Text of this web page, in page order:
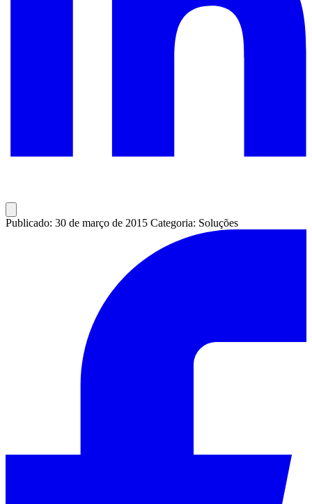
Publicado: 30 de março de 2015 Categoria: Soluções